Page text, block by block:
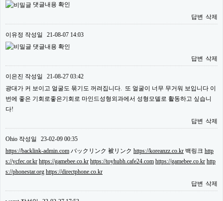
댓글내용 확인
답변 삭제
이유정 작성일
21-08-07 14:03
댓글내용 확인
답변 삭제
이은진 작성일
21-08-27 03:42
광대가 커 보이고 얼굴도 묶기도 꺼려집니다. 또 얼굴이 너무 무거워 보입니다 이
번에 좋은 기회로좋은기회로 마인드성형외과에서 성형모델로 활동하고 싶습니
다!
답변 삭제
Ohio 작성일
23-02-09 00:35
https://backlink-admin.com バックリンク 被リンク https://koreanzz.co.kr 백링크 http
s://ycfec.or.kr https://gamebee.co.kr https://toyhubh.cafe24.com https://gamebee.co.kr http
s://phonestar.org https://directphone.co.kr
답변 삭제